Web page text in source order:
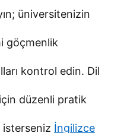
üniversitenizin
göçmenlik
kontrol edin. Dil
düzenli pratik
isterseniz İngilizce